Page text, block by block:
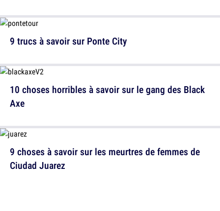
9 trucs à savoir sur Ponte City
9 choses à savoir sur les meurtres de femmes de
Ciudad Juarez
10 choses horribles à savoir sur le gang des Black
Axe